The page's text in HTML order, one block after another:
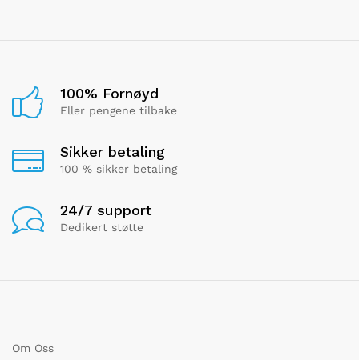
100% Fornøyd
Eller pengene tilbake
Sikker betaling
100 % sikker betaling
24/7 support
Dedikert støtte
Om Oss